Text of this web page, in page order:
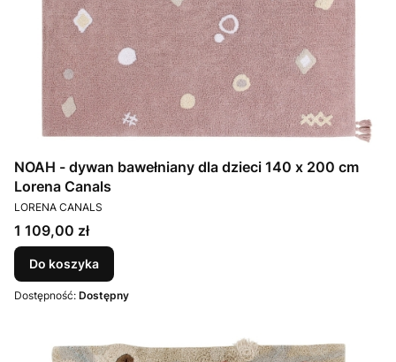
NOAH - dywan bawełniany dla dzieci 140 x 200 cm
Lorena Canals
PRODUCENT
LORENA CANALS
Cena
1 109,00 zł
Do koszyka
Dostępność: Dostępny